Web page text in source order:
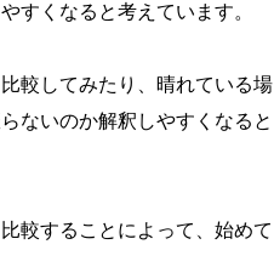
すくなると考えています。
較してみたり、晴れている場
ないのか解釈しやすくなると
較することによって、始めて